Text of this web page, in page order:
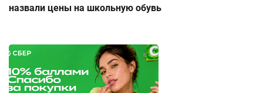
назвали цены на школьную обувь